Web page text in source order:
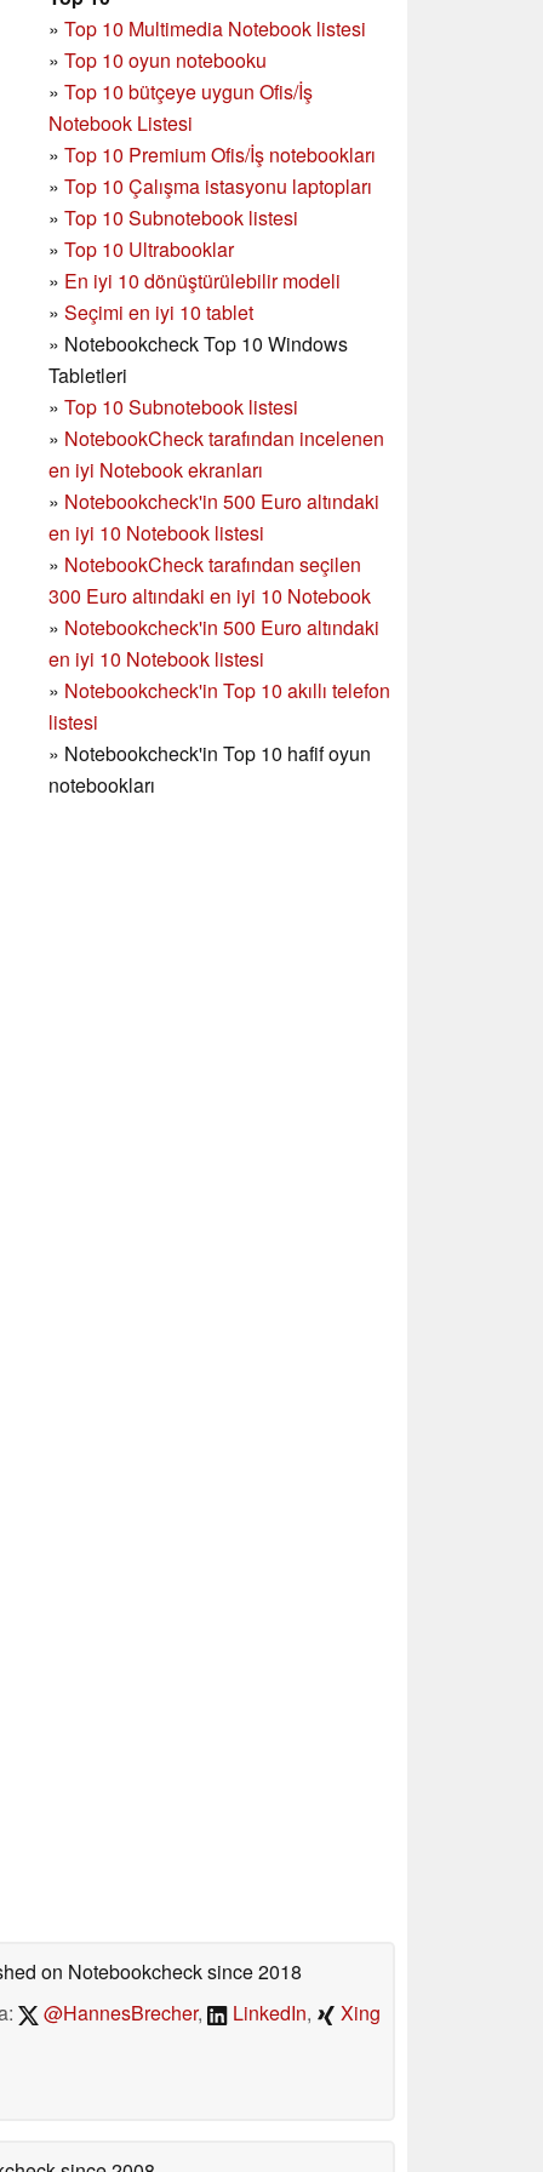
» Top 10 Multimedia Notebook listesi
» Top 10 oyun notebooku
» Top 10 bütçeye uygun Ofis/İş
Notebook Listesi
» Top 10 Premium Ofis/İş notebookları
» Top 10 Çalışma istasyonu laptopları
» Top 10 Subnotebook listesi
» Top 10 Ultrabooklar
» En iyi 10 dönüştürülebilir modeli
» Seçimi en iyi 10 tablet
» Notebookcheck Top 10 Windows
Tabletleri
» Top 10 Subnotebook listesi
» NotebookCheck tarafından incelenen
en iyi Notebook ekranları
» Notebookcheck'in 500 Euro altındaki
en iyi 10 Notebook listesi
» NotebookCheck tarafından seçilen
300 Euro altındaki en iyi 10 Notebook
» Notebookcheck'in 500 Euro altındaki
en iyi 10 Notebook listesi
» Notebookcheck'in Top 10 akıllı telefon
listesi
» Notebookcheck'in Top 10 hafif oyun
notebookları
on Notebookchecksince 2018
@HannesBrecher, LinkedIn, Xing